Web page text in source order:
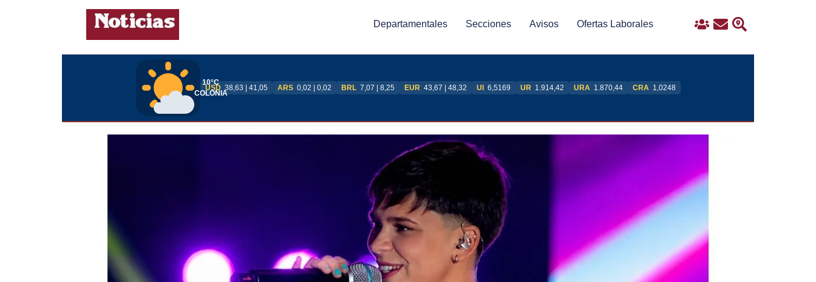
Departamentales Secciones Avisos Ofertas Laborales IngresoContacto
Buscar
10°C
COLONIA
USD 38,63 | 41,05 ARS 0,02 | 0,02 BRL 7,07 | 8,25 EUR 43,67 | 48,32 UI 6,5169 UR 1.914,42 URA 1.870,44 CRA 1,0248